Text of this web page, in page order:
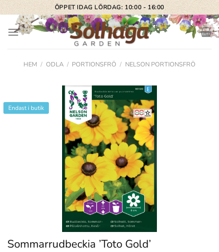
Skip
to
content
ÖPPET IDAG LÖRDAG: 10:00 - 16:00
HEM / ODLA / PORTIONSFRÖ / NELSON PORTIONSFRÖ
Endast i butik
Sommarrudbeckia ’Toto Gold’